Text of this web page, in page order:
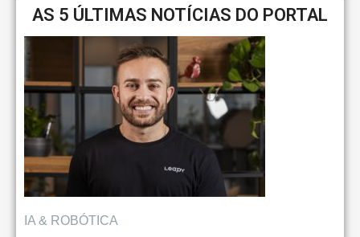
AS 5 ÚLTIMAS NOTÍCIAS DO PORTAL
IA & ROBÓTICA